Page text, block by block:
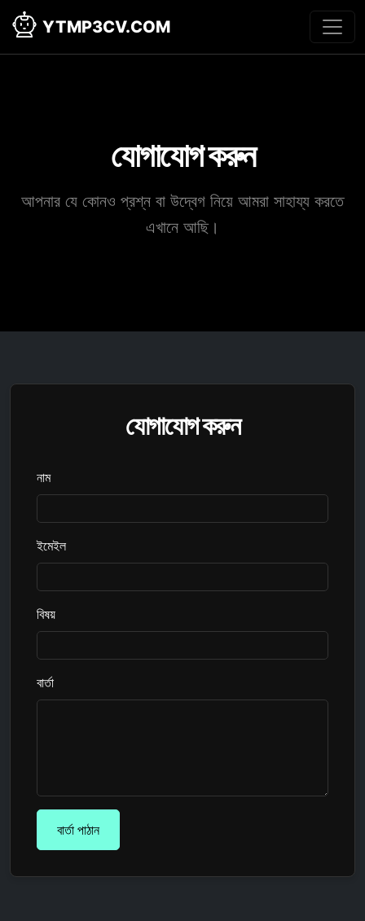
YTMP3CV.COM
যোগাযোগ করুন
আপনার যে কোনও প্রশ্ন বা উদ্বেগ নিয়ে আমরা সাহায্য করতে
এখানে আছি।
যোগাযোগ করুন
নাম
ইমেইল
বিষয়
বার্তা
বার্তা পাঠান